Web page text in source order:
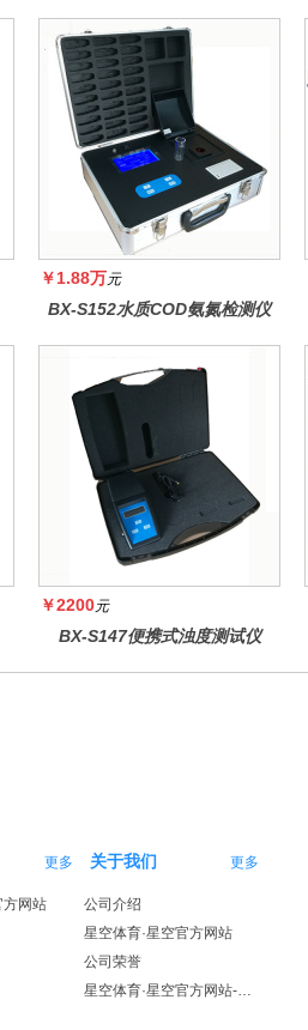
￥1.88万元
BX-S152水质COD氨氮检测仪
￥2200元
BX-S147便携式浊度测试仪
更多
方网站
关于我们 更多
公司介绍
星空体育·星空官方网站
公司荣誉
星空体育·星空官方网站-星空体育（中国）